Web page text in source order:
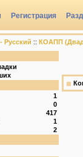
Регистрация
Русский :: КОАПП
1
0
417
1
2